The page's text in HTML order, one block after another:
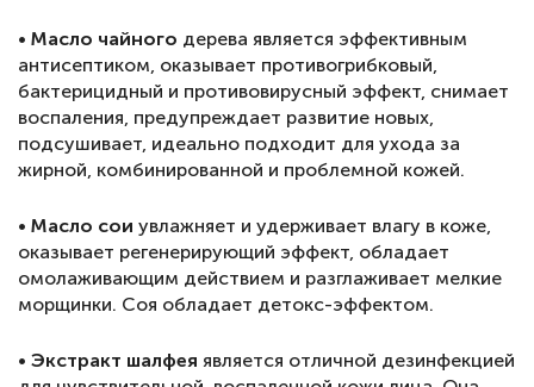
• Масло чайного дерева является эффективным
антисептиком, оказывает противогрибковый,
бактерицидный и противовирусный эффект, снимает
воспаления, предупреждает развитие новых,
подсушивает, идеально подходит для ухода за
жирной, комбинированной и проблемной кожей.
• Масло сои увлажняет и удерживает влагу в коже,
оказывает регенерирующий эффект, обладает
омолаживающим действием и разглаживает мелкие
морщинки. Соя обладает детокс-эффектом.
• Экстракт шалфея является отличной дезинфекцией